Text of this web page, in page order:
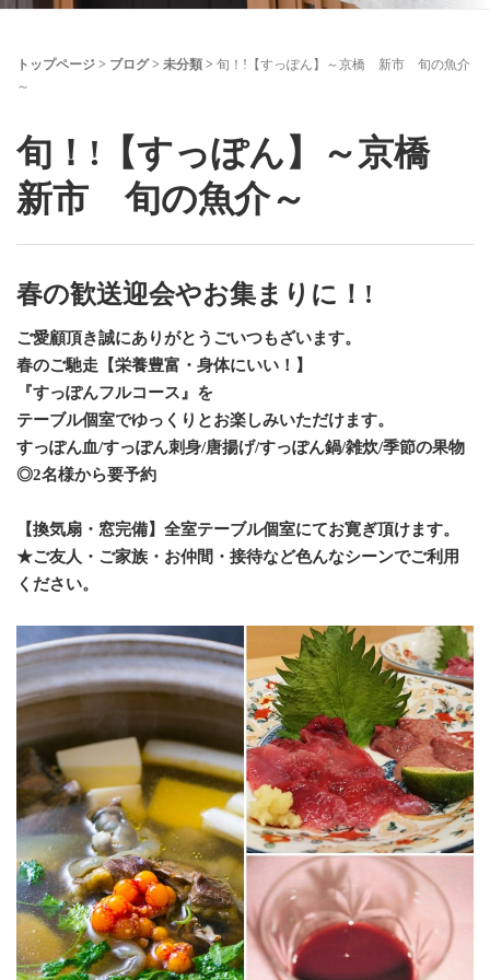
トップページ > ブログ> 未分類 > 旬！!【すっぽん】～京橋 新市 旬の魚介
～
旬！!【すっぽん】～京橋
新市 旬の魚介～
春の歓送迎会やお集まりに！!
ご愛顧頂き誠にありがとうごいつもざいます。
春のご馳走【栄養豊富・身体にいい！】
『すっぽんフルコース』を
テーブル個室でゆっくりとお楽しみいただけます。
すっぽん血/すっぽん刺身/唐揚げ/すっぽん鍋/雑炊/季節の果物
◎2名様から要予約
【換気扇・窓完備】全室テーブル個室にてお寛ぎ頂けます。
★ご友人・ご家族・お仲間・接待など色んなシーンでご利用
ください。